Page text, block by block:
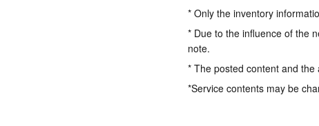
* Only the inventory
* Due to the influence of the
note.
* The posted content and
*Service contents may be